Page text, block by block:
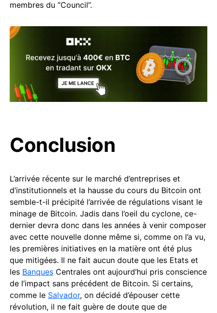
membres du “Council”.
Conclusion
L’arrivée récente sur le marché d’entreprises et
d’institutionnels et la hausse du cours du Bitcoin ont
semble-t-il précipité l’arrivée de régulations visant le
minage de Bitcoin. Jadis dans l’oeil du cyclone, ce-
dernier devra donc dans les années à venir composer
avec cette nouvelle donne même si, comme on l’a vu,
les premières initiatives en la matière ont été plus
que mitigées. Il ne fait aucun doute que les Etats et
les Banques Centrales ont aujourd’hui pris conscience
de l’impact sans précédent de Bitcoin. Si certains,
comme le Salvador, on décidé d’épouser cette
révolution, il ne fait guère de doute que de